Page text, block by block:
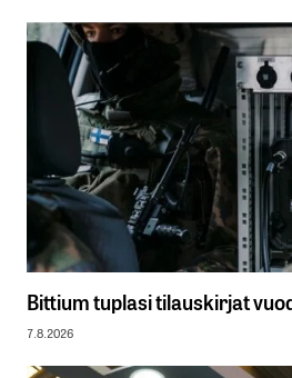
Bittium tuplasi tilauskirjat
7.8.2026